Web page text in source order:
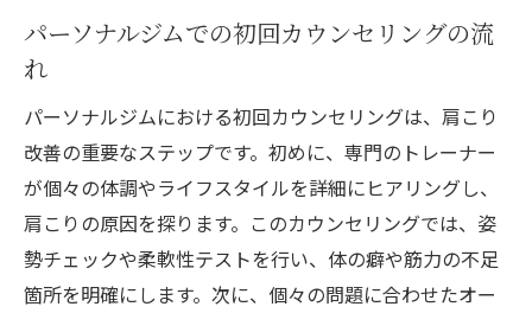
正しいフォームでのエクササイズ
日常生活で実践できる簡単エクササイズ
効果を促進するストレッチの補足
自己ケアの重要性と実践法
パーソナルジムで健康的な生活を取り戻す道
健康的な生活習慣の確立
パーソナルジムでの初回カウンセリングの流
れ
パーソナルジムにおける初回カウンセリングは、肩こり
改善の重要なステップです。初めに、専門のトレーナー
が個々の体調やライフスタイルを詳細にヒアリングし、
肩こりの原因を探ります。このカウンセリングでは、姿
勢チェックや柔軟性テストを行い、体の癖や筋力の不足
箇所を明確にします。次に、個々の問題に合わせたオー